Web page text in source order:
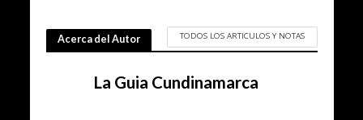
Acerca del Autor TODOS LOS ARTICULOS Y NOTAS
La Guia Cundinamarca